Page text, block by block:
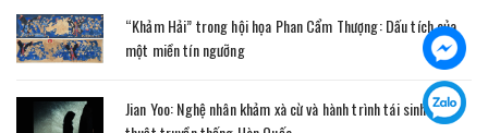
“Khảm Hải” trong hội họa Phan Cẩm Thượng: Dấu tích của
một miền tín ngưỡng
Jian Yoo: Nghệ nhân khảm xà cừ và hành trình tái sinh nghệ